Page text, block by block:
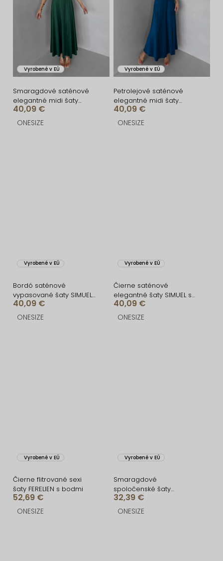
Vyrobené v EÚ
Smaragdové saténové
elegantné midi šaty
SIMUEL so šnurovaním
40,09 €
ONESIZE
Vyrobené v EÚ
Petrolejové saténové
elegantné midi šaty
SIMUEL so šnurovaním
40,09 €
ONESIZE
Vyrobené v EÚ
Bordó saténové
vypasované šaty SIMUEL
so šnurovaním
40,09 €
ONESIZE
Vyrobené v EÚ
Čierne saténové
elegantné šaty SIMUEL so
šnurovaním
40,09 €
ONESIZE
Vyrobené v EÚ
Čierne flitrované sexi
šaty FERELIEN s bodmi
52,69 €
ONESIZE
Vyrobené v EÚ
Smaragdové
spoločenské šaty
VEĽMORO s bodmi
32,39 €
ONESIZE